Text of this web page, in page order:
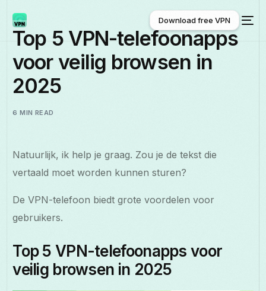
Nederlands
Download free VPN
Download free VPN
Top 5 VPN-telefoonapps
voor veilig browsen in
2025
6 MIN READ
Natuurlijk, ik help je graag. Zou je de tekst die
vertaald moet worden kunnen sturen?
De VPN-telefoon biedt grote voordelen voor
gebruikers.
Top 5 VPN-telefoonapps voor
veilig browsen in 2025